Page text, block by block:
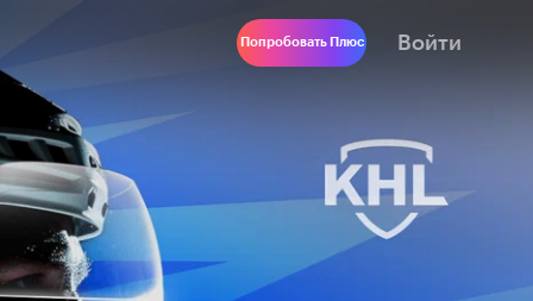
Попробовать Плюс Войти